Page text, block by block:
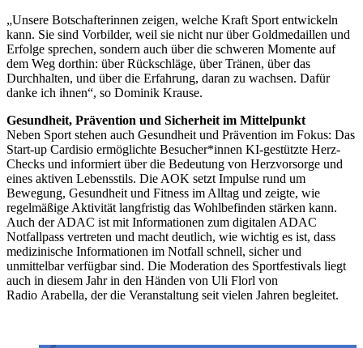
„Unsere Botschafterinnen zeigen, welche Kraft Sport entwickeln
kann. Sie sind Vorbilder, weil sie nicht nur über Goldmedaillen und
Erfolge sprechen, sondern auch über die schweren Momente auf
dem Weg dorthin: über Rückschläge, über Tränen, über das
Durchhalten, und über die Erfahrung, daran zu wachsen. Dafür
danke ich ihnen“, so Dominik Krause.
Gesundheit, Prävention und Sicherheit im Mittelpunkt
Neben Sport stehen auch Gesundheit und Prävention im Fokus: Das
Start-up Cardisio ermöglichte Besucher*innen KI-gestützte Herz-
Checks und informiert über die Bedeutung von Herzvorsorge und
eines aktiven Lebensstils. Die AOK setzt Impulse rund um
Bewegung, Gesundheit und Fitness im Alltag und zeigte, wie
regelmäßige Aktivität langfristig das Wohlbefinden stärken kann.
Auch der ADAC ist mit Informationen zum digitalen ADAC
Notfallpass vertreten und macht deutlich, wie wichtig es ist, dass
medizinische Informationen im Notfall schnell, sicher und
unmittelbar verfügbar sind. Die Moderation des Sportfestivals liegt
auch in diesem Jahr in den Händen von Uli Florl von
Radio Arabella, der die Veranstaltung seit vielen Jahren begleitet.